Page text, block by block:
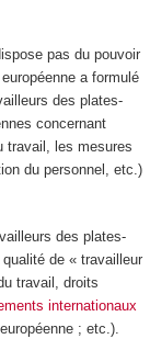
pas du pouvoir
a formulé
des plates-
concernant
travail, les mesures
du personnel, etc.)
des plates-
de « travailleur
travail, droits
internationaux
; etc.).